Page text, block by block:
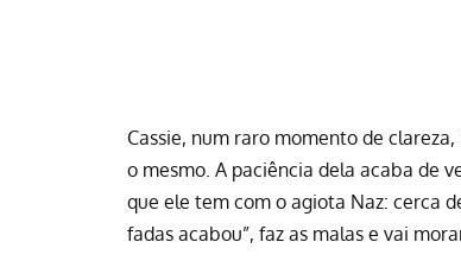
Cassie, num raro momento de
o mesmo. A paciência dela acaba de
que ele tem com o agiota Naz: cerca
fadas acabou”, faz as malas e vai